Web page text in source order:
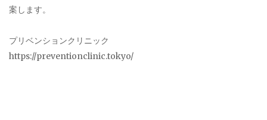
案します。
プリベンションクリニック
https://preventionclinic.tokyo/